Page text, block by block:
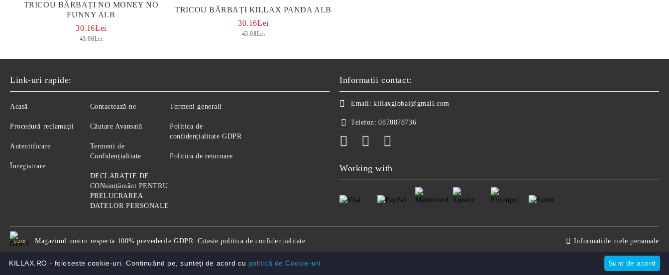
TRICOU BĂRBAȚI NO MONEY NO
FUNNY ALB
30.16Lei
43.08Lei
TRICOU BĂRBAȚI KILLAX PANDA ALB
30.16Lei
43.08Lei
Link-uri rapide:
Acasă
Procedură reclamaţii
Autentificare
Înregistrare
Contactează-ne
Căutare Avansată
Termeni de
Confidențialitate
DECLARAȚIE DE
CONsimțământ PENTRU
PRELUCRAREA
DATELOR PERSONALE
Termeni generali
Politica de
confidențialitate GDPR
Politica de returnare
Informatii contact:
Email: killaxglobal@gmail.com
Telefon: 0878878736
Working with
GDPR Magazinul nostru respecta 100% prevederile GDPR. Citeste politica de confidentialitate Informatiile mele personale
Solutie comert electronic Seliton Sunt de acord
KILLAX.RO - foloseste cookie-uri. Continuând pe, sunteți de acord cu politică de Cookie-uri.